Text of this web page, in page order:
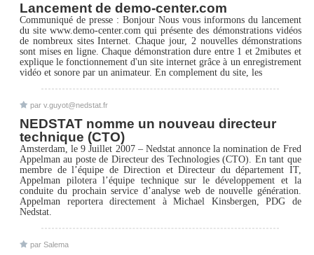
Lancement de demo-center.com
Communiqué de presse : Bonjour Nous vous informons du lancement
du site www.demo-center.com qui présente des démonstrations vidéos
de nombreux sites Internet. Chaque jour, 2 nouvelles démonstrations
sont mises en ligne. Chaque démonstration dure entre 1 et 2mibutes et
explique le fonctionnement d'un site internet grâce à un enregistrement
vidéo et sonore par un animateur. En complement du site, les
par v.guyot@nedstat.fr
NEDSTAT nomme un nouveau directeur
technique (CTO)
Amsterdam, le 9 Juillet 2007 – Nedstat annonce la nomination de Fred
Appelman au poste de Directeur des Technologies (CTO). En tant que
membre de l’équipe de Direction et Directeur du département IT,
Appelman pilotera l’équipe technique sur le développement et la
conduite du prochain service d’analyse web de nouvelle génération.
Appelman reportera directement à Michael Kinsbergen, PDG de
Nedstat.
par Salema